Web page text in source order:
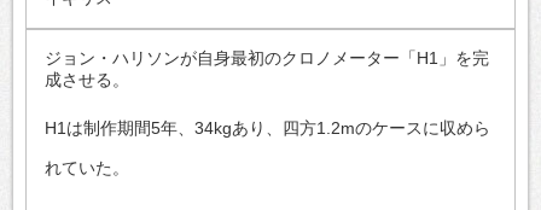
ジョン・ハリソンが自身最初のクロノメーター「H1」を完
成させる。
H1は制作期間5年、34kgあり、四方1.2mのケースに収めら
れていた。